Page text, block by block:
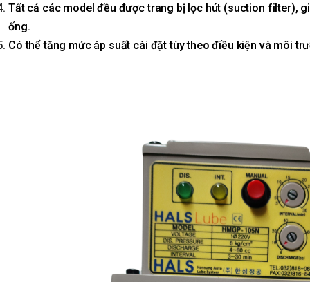
Tất cả các model đều được trang bị lọc hút (suction filter),
ống.
Có thể tăng mức áp suất cài đặt tùy theo điều kiện và môi